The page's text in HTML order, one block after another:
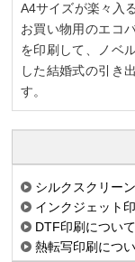
A4サイズが楽々入
お買い物用のエコ
を印刷して、ノベ
した結婚式の引き
す。
シルクスクリー
インクジェット
DTF印刷について
熱転写印刷につ